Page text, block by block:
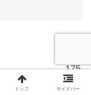
175
トップ サイドバー